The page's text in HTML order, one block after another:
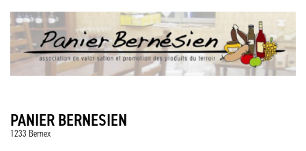
PANIER BERNESIEN
1233 Bernex